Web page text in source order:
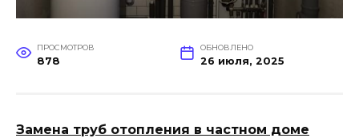
ПРОСМОТРОВ
878
ОБНОВЛЕНО
26 июля, 2025
Замена труб отопления в частном доме